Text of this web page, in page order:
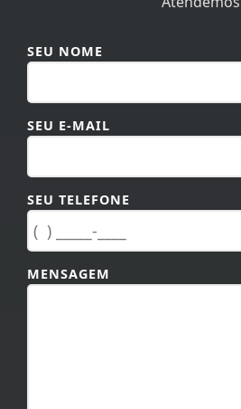
SEU E-MAIL
SEU TELEFONE
MENSAGEM